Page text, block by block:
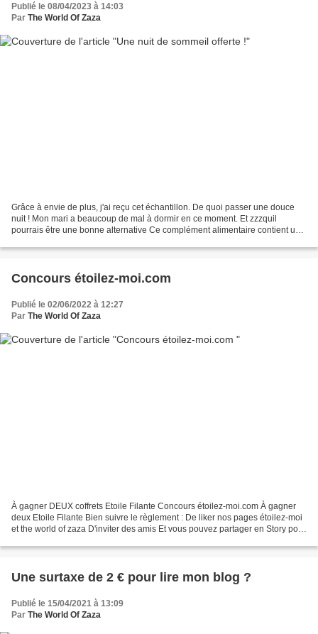
Publié le 08/04/2023 à 14:03
Par The World Of Zaza
Grâce à envie de plus, j'ai reçu cet échantillon. De quoi passer une douce
nuit ! Mon mari a beaucoup de mal à dormir en ce moment. Et zzzquil
pourrais être une bonne alternative Ce complément alimentaire contient une
Concours étoilez-moi.com
Publié le 02/06/2022 à 12:27
Par The World Of Zaza
À gagner DEUX coffrets Etoile Filante Concours étoilez-moi.com À gagner
deux Etoile Filante Bien suivre le règlement : De liker nos pages étoilez-moi
et the world of zaza D'inviter des amis Et vous pouvez partager en Story pour
Une surtaxe de 2 € pour lire mon blog ?
Publié le 15/04/2021 à 13:09
Par The World Of Zaza